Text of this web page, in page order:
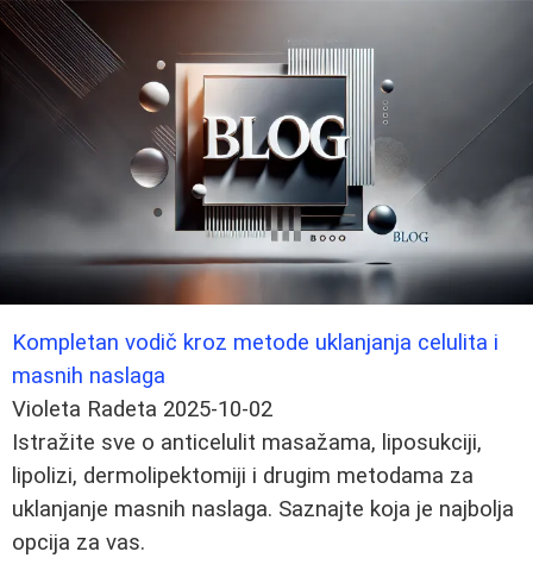
Kompletan vodič kroz metode uklanjanja celulita i
masnih naslaga
Violeta Radeta 2025-10-02
Istražite sve o anticelulit masažama, liposukciji,
lipolizi, dermolipektomiji i drugim metodama za
uklanjanje masnih naslaga. Saznajte koja je najbolja
opcija za vas.